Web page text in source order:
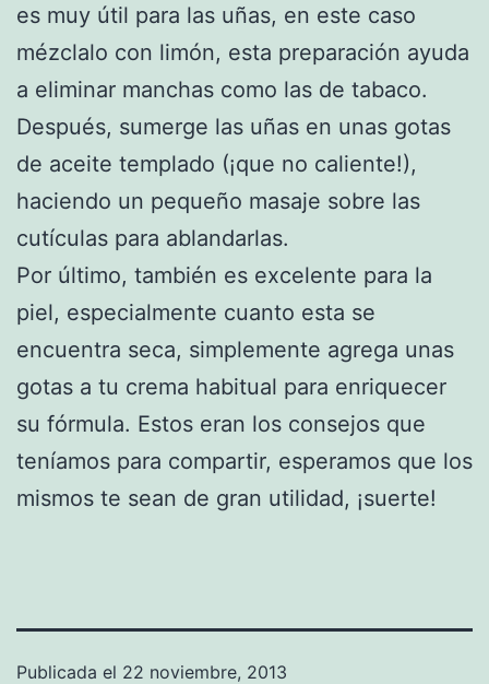
es muy útil para las uñas, en este caso
mézclalo con limón, esta preparación ayuda
a eliminar manchas como las de tabaco.
Después, sumerge las uñas en unas gotas
de aceite templado (¡que no caliente!),
haciendo un pequeño masaje sobre las
cutículas para ablandarlas.
Por último, también es excelente para la
piel, especialmente cuanto esta se
encuentra seca, simplemente agrega unas
gotas a tu crema habitual para enriquecer
su fórmula. Estos eran los consejos que
teníamos para compartir, esperamos que los
mismos te sean de gran utilidad, ¡suerte!
Publicada el 22 noviembre, 2013